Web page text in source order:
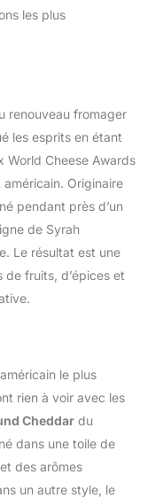
les plus
renouveau fromager
les esprits en étant
World Cheese Awards
Originaire
pendant près d’un
de Syrah
Le résultat est une
fruits, d’épices et
le plus
rien à voir avec les
Cheddar du
dans une toile de
des arômes
un autre style, le